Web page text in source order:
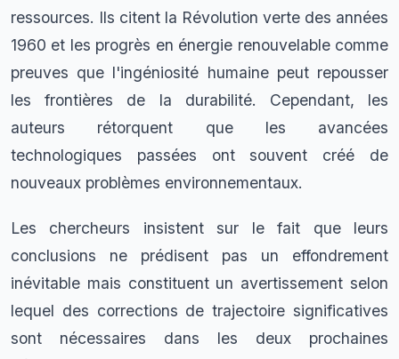
ressources. Ils citent la Révolution verte des années
1960 et les progrès en énergie renouvelable comme
preuves que l'ingéniosité humaine peut repousser
les frontières de la durabilité. Cependant, les
auteurs rétorquent que les avancées
technologiques passées ont souvent créé de
nouveaux problèmes environnementaux.
Les chercheurs insistent sur le fait que leurs
conclusions ne prédisent pas un effondrement
inévitable mais constituent un avertissement selon
lequel des corrections de trajectoire significatives
sont nécessaires dans les deux prochaines